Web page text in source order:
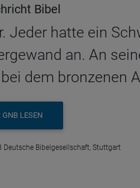
Bibel
Jeder hatte ein
an. An
dem bronzenen
LESEN
Bibelgesellschaft, Stuttgart